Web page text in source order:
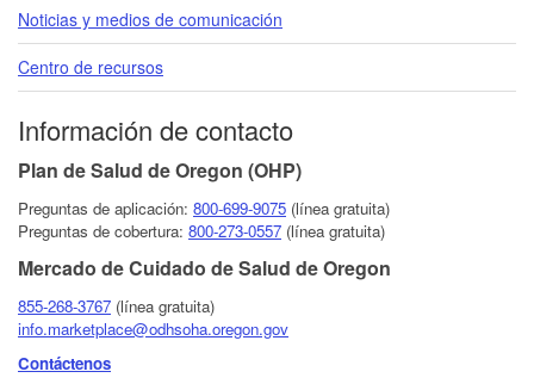
Noticias y medios de comunicación
Centro de recursos
Información de contacto
Plan de Salud de Oregon (OHP)
Preguntas de aplicación: 800-6​99-9075 (línea gratuita)
Preguntas de cobertura​: 800-273-0557 (línea gratuita)
Mercado de Cuidado de Salud de Oregon
855-268-3767 (línea gratuita)
info.marketplace@odhsoha.oregon.gov
Contáctenos​